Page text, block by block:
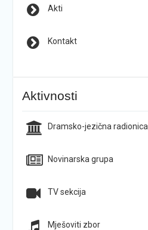
Akti
Kontakt
Aktivnosti
Dramsko-jezična radionica
Novinarska grupa
TV sekcija
Mješoviti zbor